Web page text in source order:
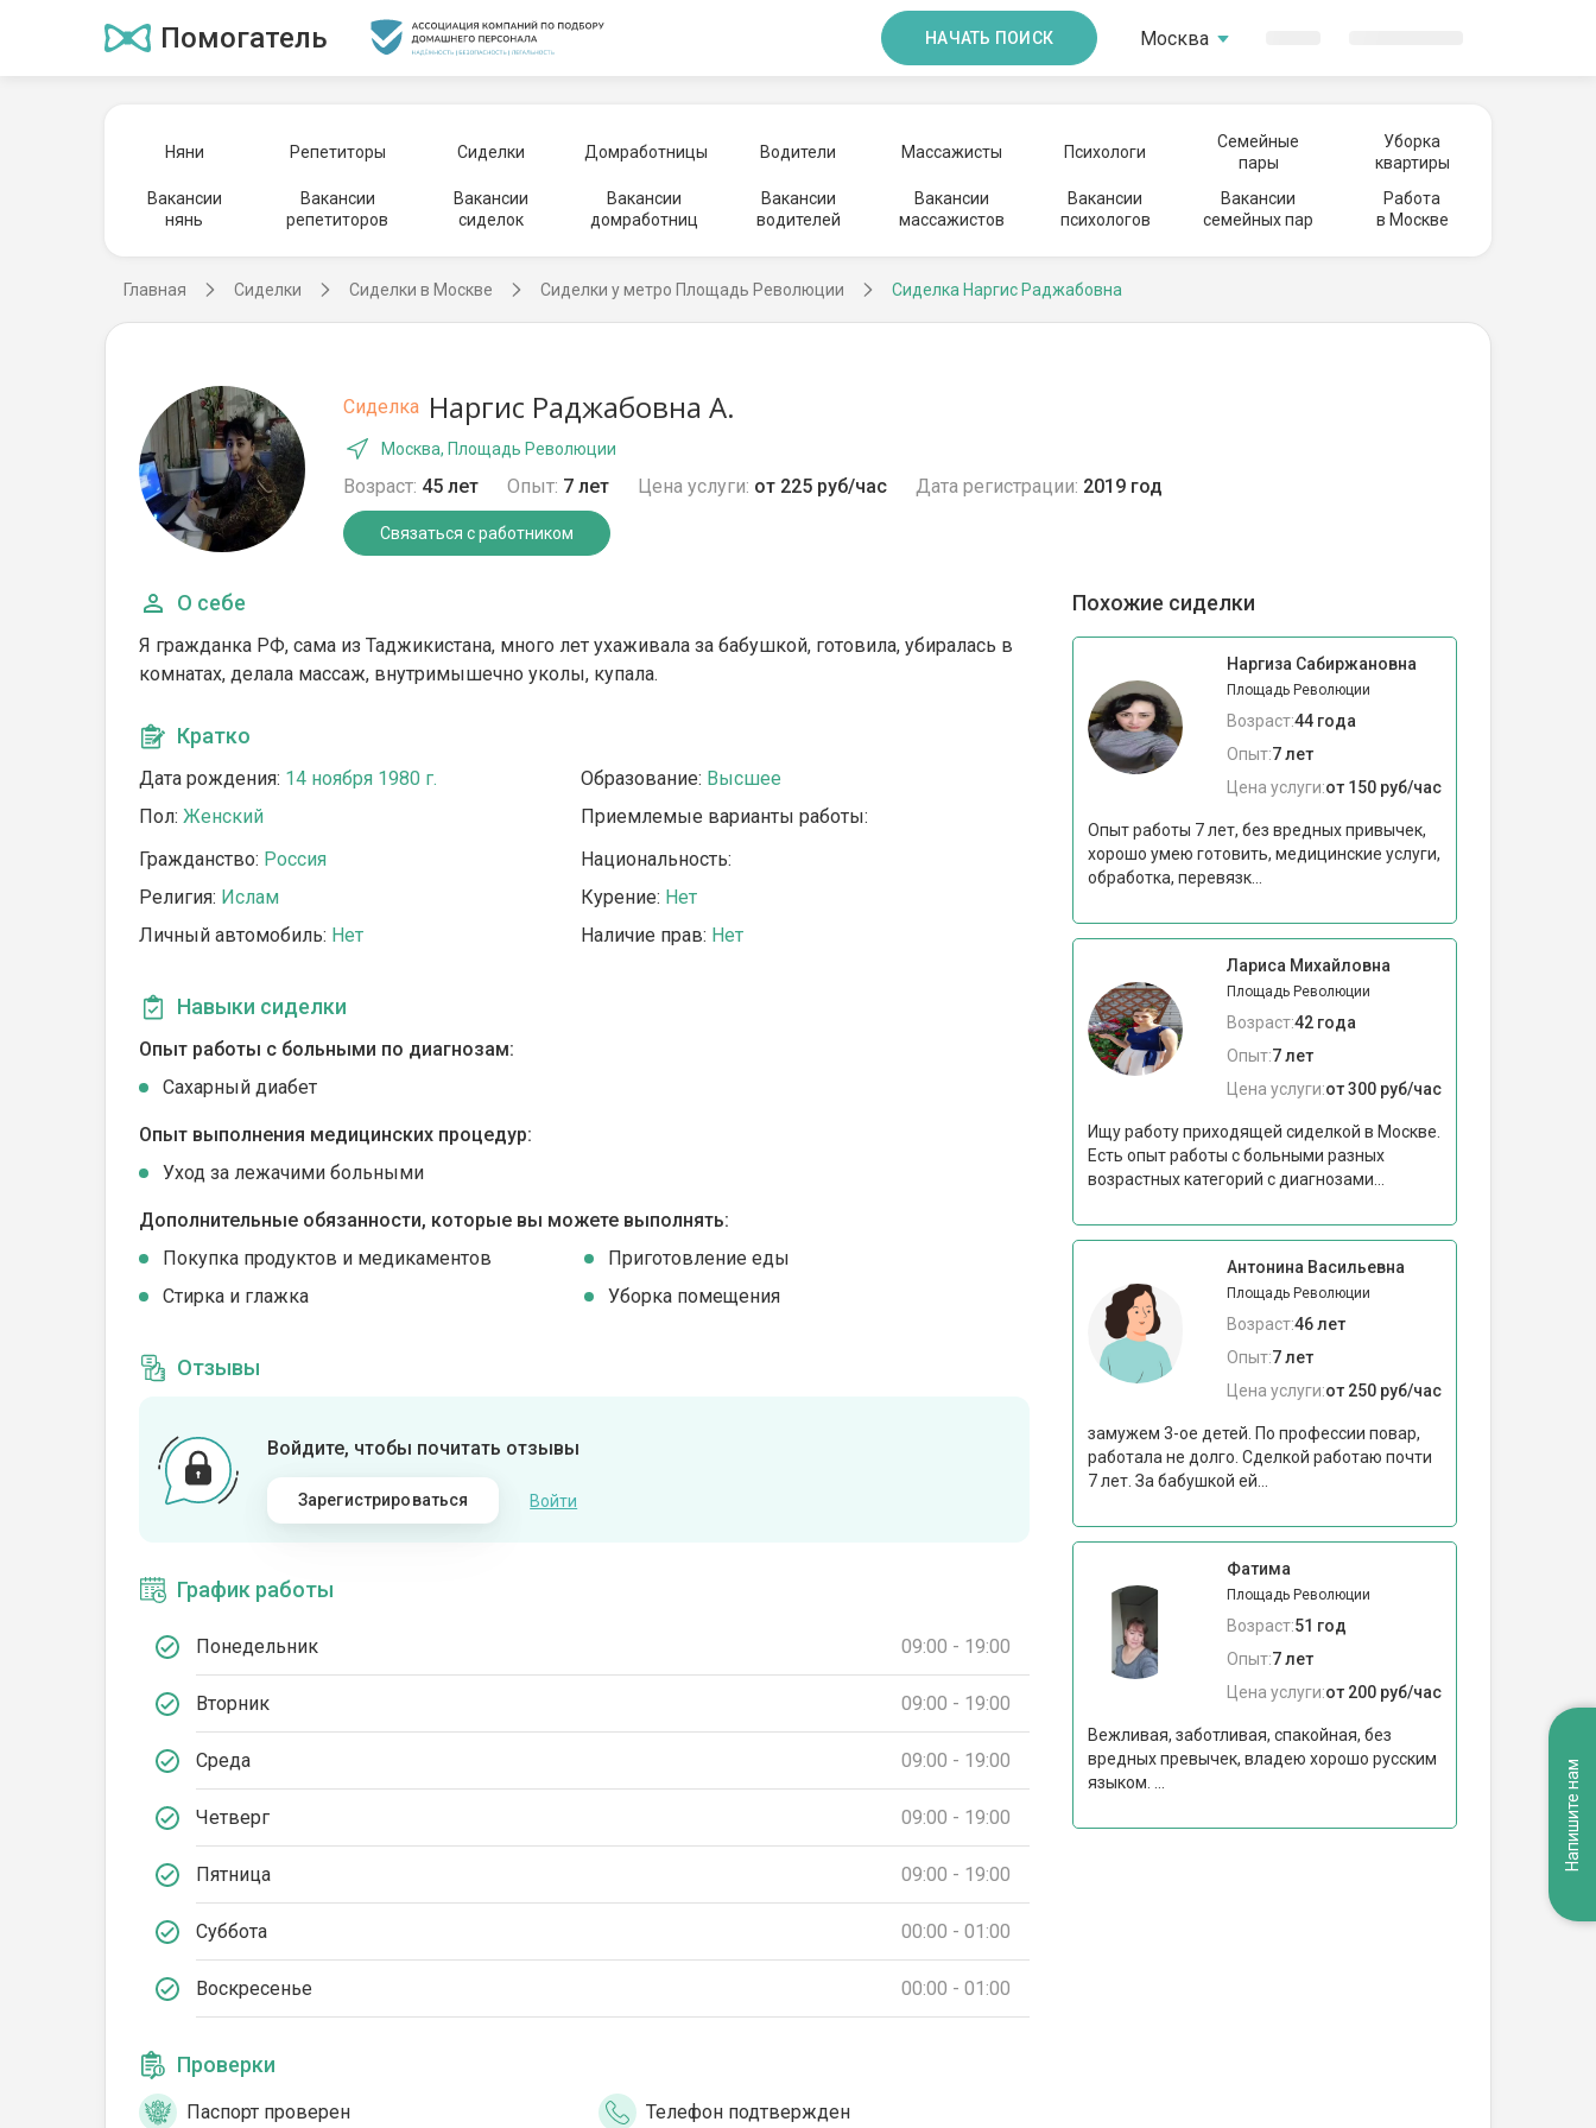
Помогатель НАЧАТЬ ПОИСК Москва
Няни Репетиторы Сиделки Домработницы Водители Массажисты Психологи
Семейные
пары
Уборка
квартиры
Вакансии
нянь
Вакансии
репетиторов
Вакансии
сиделок
Вакансии
домработниц
Вакансии
водителей
Вакансии
массажистов
Вакансии
психологов
Вакансии
семейных пар
Работа
в Москве
Главная Сиделки Сиделки в Москве Сиделки у метро Площадь Революции Сиделка Наргис Раджабовна
Сиделка Наргис Раджабовна А.
Москва, Площадь Революции
Возраст: 45 лет Опыт: 7 лет Цена услуги: от 225 руб/час Дата регистрации: 2019 год
Связаться с работником
О себе
Я гражданка РФ, сама из Таджикистана, много лет ухаживала за бабушкой, готовила, убиралась в
комнатах, делала массаж, внутримышечно уколы, купала.
Кратко
Дата рождения: 14 ноября 1980 г. Образование: Высшее
Пол: Женский
Приемлемые варианты работы:
Гражданство: Россия
Национальность:
Религия: Ислам Курение: Нет
Личный автомобиль: Нет Наличие прав: Нет
Навыки сиделки
Опыт работы с больными по диагнозам:
Сахарный диабет
Опыт выполнения медицинских процедур:
Уход за лежачими больными
Дополнительные обязанности, которые вы можете выполнять:
Покупка продуктов и медикаментов
Приготовление еды
Стирка и глажка
Уборка помещения
Отзывы
Войдите, чтобы почитать отзывы
Зарегистрироваться Войти
График работы
Понедельник 09:00 - 19:00
Вторник 09:00 - 19:00
Среда 09:00 - 19:00
Четверг 09:00 - 19:00
Пятница 09:00 - 19:00
Суббота 00:00 - 01:00
Воскресенье 00:00 - 01:00
Проверки
Паспорт проверен Телефон подтвержден
Похожие сиделки
Наргиза Сабиржановна
Площадь Революции
Возраст:44 года
Опыт:7 лет
Цена услуги:от 150 руб/час
Опыт работы 7 лет, без вредных привычек,
хорошо умею готовить, медицинские услуги,
обработка, перевязк...
Лариса Михайловна
Площадь Революции
Возраст:42 года
Опыт:7 лет
Цена услуги:от 300 руб/час
Ищу работу приходящей сиделкой в Москве.
Есть опыт работы с больными разных
возрастных категорий с диагнозами...
Антонина Васильевна
Площадь Революции
Возраст:46 лет
Опыт:7 лет
Цена услуги:от 250 руб/час
замужем 3-ое детей. По профессии повар,
работала не долго. Сделкой работаю почти
7 лет. За бабушкой ей...
Фатима
Площадь Революции
Возраст:51 год
Опыт:7 лет
Цена услуги:от 200 руб/час
Вежливая, заботливая, спакойная, без
вредных превычек, владею хорошо русским
языком. ...
Напишите нам